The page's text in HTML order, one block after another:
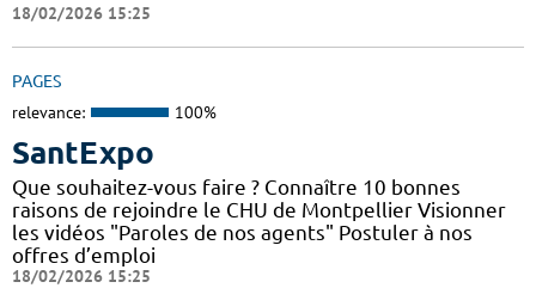
18/02/2026 15:25
PAGES
relevance: 100%
SantExpo
Que souhaitez-vous faire ? Connaître 10 bonnes
raisons de rejoindre le CHU de Montpellier Visionner
les vidéos "Paroles de nos agents" Postuler à nos
offres d’emploi
18/02/2026 15:25